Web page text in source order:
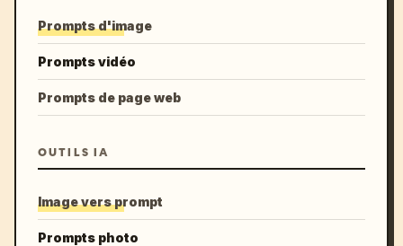
Prompts d'image
Prompts vidéo
Prompts de page web
OUTILS IA
Image vers prompt
Prompts photo